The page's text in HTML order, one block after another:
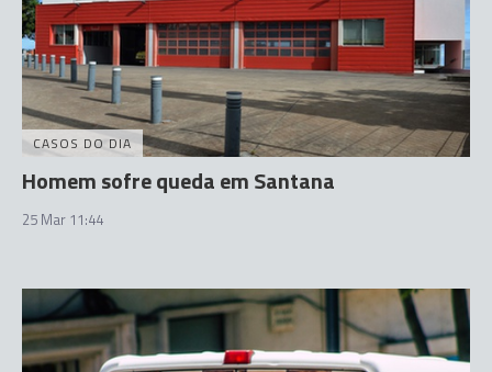
CASOS DO DIA
Homem sofre queda em Santana
25 Mar 11:44